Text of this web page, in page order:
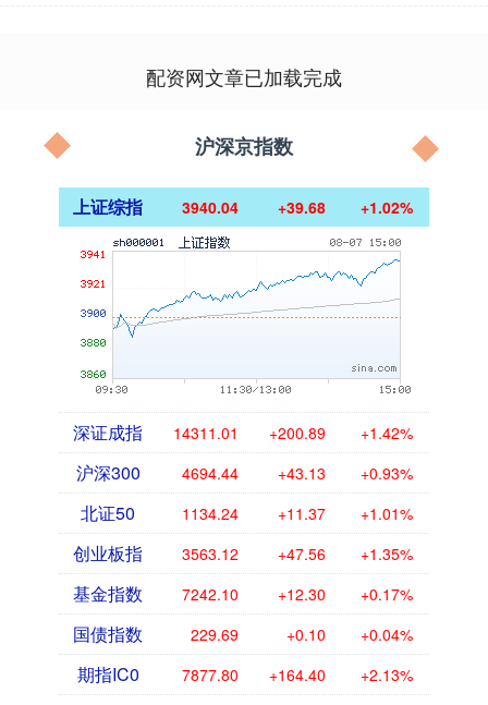
配资网文章已加载完成
沪深京指数
上证综指 3940.04 +39.68 +1.02%
深证成指 14311.01 +200.89 +1.42%
沪深300 4694.44 +43.13 +0.93%
北证50 1134.24 +11.37 +1.01%
创业板指 3563.12 +47.56 +1.35%
基金指数 7242.10 +12.30 +0.17%
国债指数 229.69 +0.10 +0.04%
期指IC0 7877.80 +164.40 +2.13%